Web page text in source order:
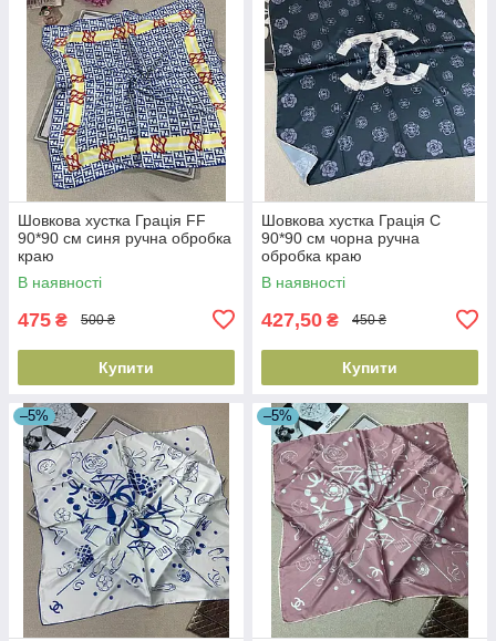
Шовкова хустка Грація FF
90*90 см синя ручна обробка
краю
В наявності
475 ₴ 500 ₴
Купити
Шовкова хустка Грація С
90*90 см чорна ручна
обробка краю
В наявності
427,50 ₴ 450 ₴
Купити
–5% –5%